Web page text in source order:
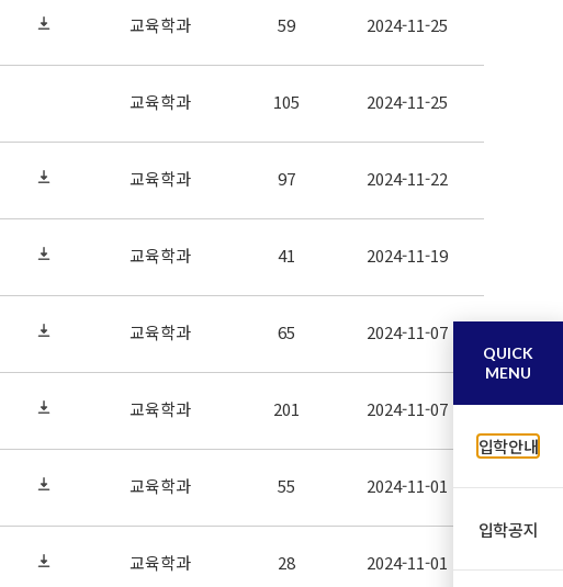
교육학과 59 2024-11-25
교육학과 105 2024-11-25
교육학과 97 2024-11-22
교육학과 41 2024-11-19
교육학과 65 2024-11-07
교육학과 201 2024-11-07
교육학과 55 2024-11-01
교육학과 28 2024-11-01
QUICK
MENU
입학안내
입학공지